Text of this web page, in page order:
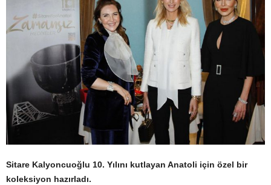
Sitare Kalyoncuoğlu 10. Yılını kutlayan Anatoli için özel bir
koleksiyon hazırladı.